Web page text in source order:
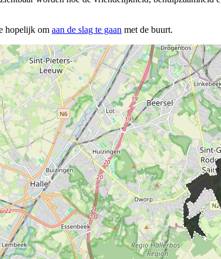
hopelijk om aan de slag te gaan met de buurt.